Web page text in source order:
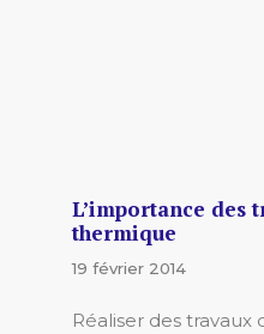
L’importance des
thermique
19 février 2014
Réaliser des travaux